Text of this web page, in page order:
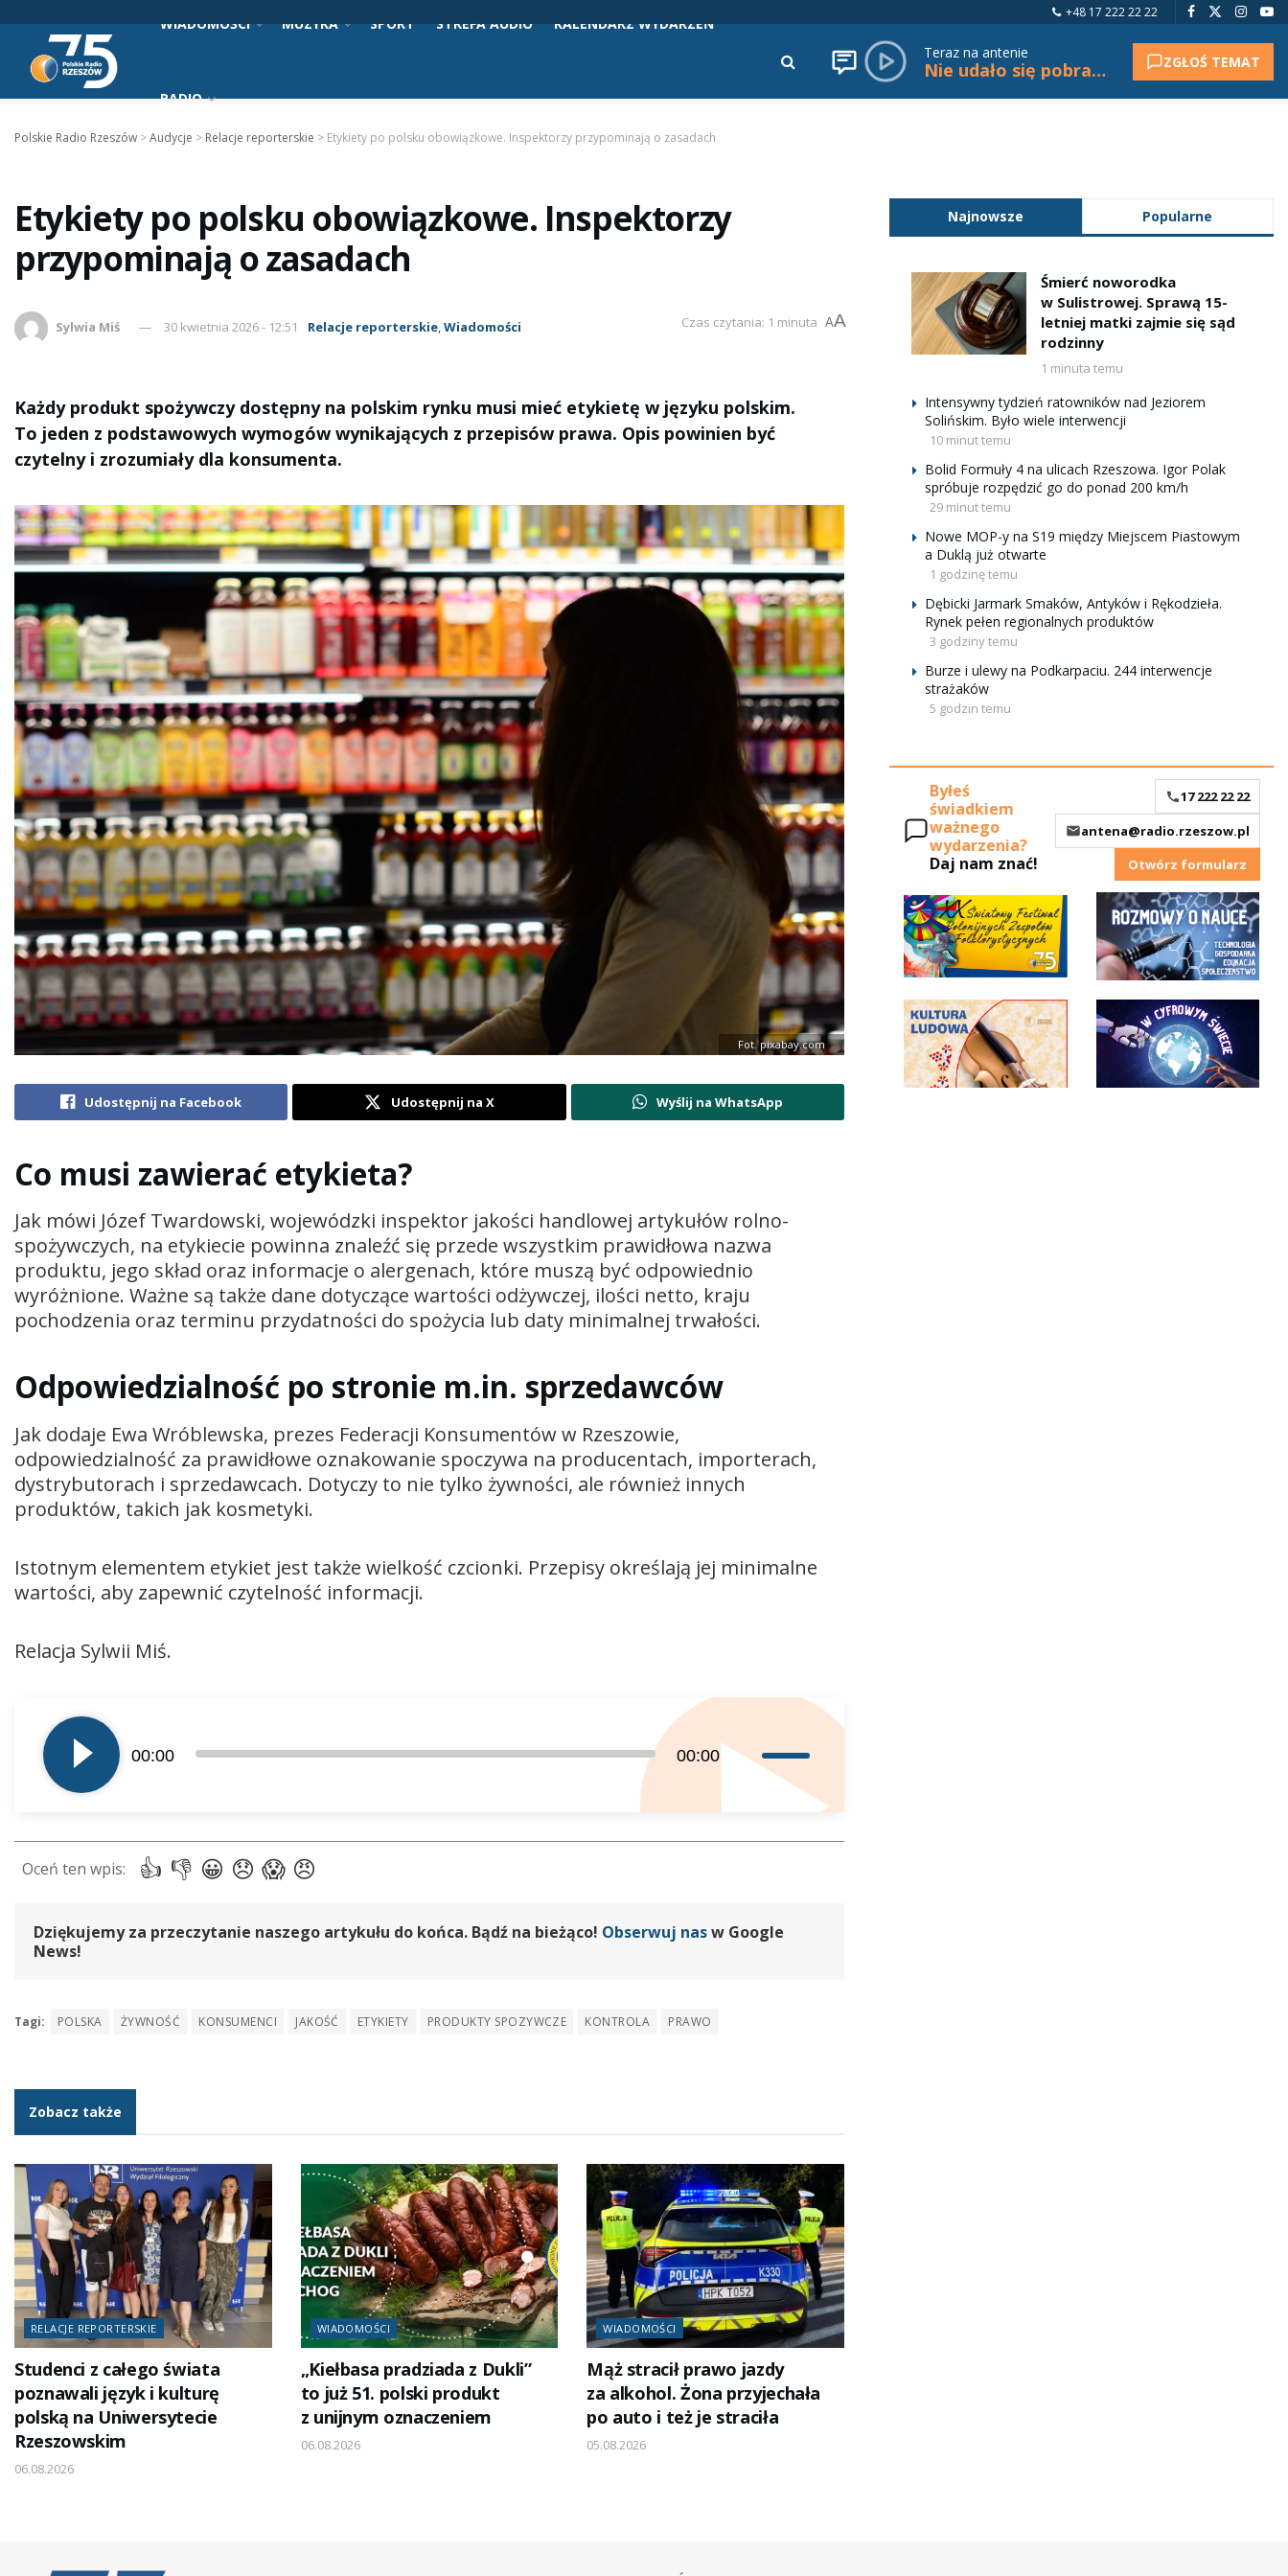
+48 17 222 22 22
WIADOMOŚCI MUZYKA SPORT STREFA AUDIO KALENDARZ WYDARZEŃ
RADIO
Teraz na antenie
Nie udało się pobrać tytułu. ZGŁOŚ TEMAT
Polskie Radio Rzeszów >Audycje > Relacje reporterskie > Etykiety po polsku obowiązkowe. Inspektorzy przypominają o zasadach
Etykiety po polsku obowiązkowe. Inspektorzy
przypominają o zasadach
Sylwia Miś 30 kwietnia 2026 - 12:51 Relacje reporterskie,Wiadomości Czas czytania: 1 minuta AA
Każdy produkt spożywczy dostępny na polskim rynku musi mieć etykietę w języku polskim.
To jeden z podstawowych wymogów wynikających z przepisów prawa. Opis powinien być
czytelny i zrozumiały dla konsumenta.
Fot. pixabay.com
Udostępnij na Facebook Udostępnij na X Wyślij na WhatsApp
Co musi zawierać etykieta?
Jak mówi Józef Twardowski, wojewódzki inspektor jakości handlowej artykułów rolno-
spożywczych, na etykiecie powinna znaleźć się przede wszystkim prawidłowa nazwa
produktu, jego skład oraz informacje o alergenach, które muszą być odpowiednio
wyróżnione. Ważne są także dane dotyczące wartości odżywczej, ilości netto, kraju
pochodzenia oraz terminu przydatności do spożycia lub daty minimalnej trwałości.
Odpowiedzialność po stronie m.in. sprzedawców
Jak dodaje Ewa Wróblewska, prezes Federacji Konsumentów w Rzeszowie,
odpowiedzialność za prawidłowe oznakowanie spoczywa na producentach, importerach,
dystrybutorach i sprzedawcach. Dotyczy to nie tylko żywności, ale również innych
produktów, takich jak kosmetyki.
Istotnym elementem etykiet jest także wielkość czcionki. Przepisy określają jej minimalne
wartości, aby zapewnić czytelność informacji.
Relacja Sylwii Miś.
plików
dźwiękowych
00:00 00:00
strzałek
aby
Dziękujemy za przeczytanie naszego artykułu do końca. Bądź na bieżąco! Obserwuj nasw Google
News!
Tagi: POLSKA ŻYWNOŚĆ KONSUMENCI JAKOŚĆ ETYKIETY PRODUKTY SPOZYWCZE KONTROLA PRAWO
Zobacz także
RELACJE REPORTERSKIE
Studenci z całego świata
poznawali język i kulturę
polską na Uniwersytecie
Rzeszowskim
06.08.2026
WIADOMOŚCI
„Kiełbasa pradziada z Dukli”
to już 51. polski produkt
z unijnym oznaczeniem
06.08.2026
WIADOMOŚCI
Mąż stracił prawo jazdy
za alkohol. Żona przyjechała
po auto i też je straciła
05.08.2026
Najnowsze Popularne
Śmierć noworodka
w Sulistrowej. Sprawą 15-
letniej matki zajmie się sąd
rodzinny
1 minuta temu
Intensywny tydzień ratowników nad Jeziorem
Solińskim. Było wiele interwencji
10 minut temu
Bolid Formuły 4 na ulicach Rzeszowa. Igor Polak
spróbuje rozpędzić go do ponad 200 km/h
29 minut temu
Nowe MOP-y na S19 między Miejscem Piastowym
a Duklą już otwarte
1 godzinę temu
Dębicki Jarmark Smaków, Antyków i Rękodzieła.
Rynek pełen regionalnych produktów
3 godziny temu
Burze i ulewy na Podkarpaciu. 244 interwencje
strażaków
5 godzin temu
Byłeś
świadkiem
ważnego
wydarzenia?
Daj nam znać!
17 222 22 22
antena@radio.rzeszow.pl
Otwórz formularz